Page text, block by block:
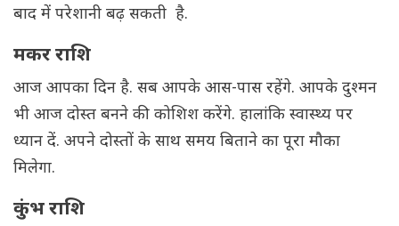
बाद में परेशानी बढ़ सकती है.
मकर राशि
आज आपका दिन है. सब आपके आस-पास रहेंगे. आपके दुश्मन
भी आज दोस्त बनने की कोशिश करेंगे. हालांकि स्वास्थ्य पर
ध्यान दें. अपने दोस्तों के साथ समय बिताने का पूरा मौका
मिलेगा.
कुंभ राशि